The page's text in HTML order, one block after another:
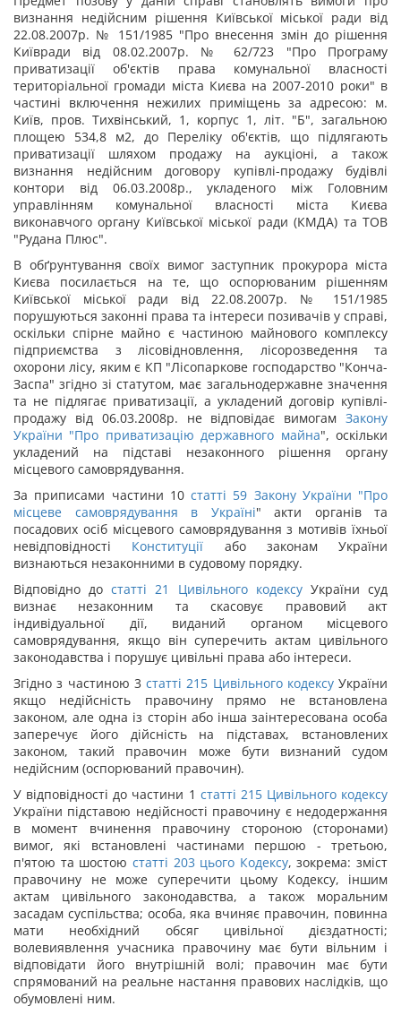
визнання недійсним рішення Київської міської ради від
22.08.2007р. № 151/1985 "Про внесення змін до рішення
Київради від 08.02.2007р. № 62/723 "Про Програму
приватизації об'єктів права комунальної власності
територіальної громади міста Києва на 2007-2010 роки" в
частині включення нежилих приміщень за адресою: м.
Київ, пров. Тихвінський, 1, корпус 1, літ. "Б", загальною
площею 534,8 м2, до Переліку об'єктів, що підлягають
приватизації шляхом продажу на аукціоні, а також
визнання недійсним договору купівлі-продажу будівлі
контори від 06.03.2008р., укладеного між Головним
управлінням комунальної власності міста Києва
виконавчого органу Київської міської ради (КМДА) та ТОВ
"Рудана Плюс".
В обґрунтування своїх вимог заступник прокурора міста
Києва посилається на те, що оспорюваним рішенням
Київської міської ради від 22.08.2007р. № 151/1985
порушуються законні права та інтереси позивачів у справі,
оскільки спірне майно є частиною майнового комплексу
підприємства з лісовідновлення, лісорозведення та
охорони лісу, яким є КП "Лісопаркове господарство "Конча-
Заспа" згідно зі статутом, має загальнодержавне значення
та не підлягає приватизації, а укладений договір купівлі-
продажу від 06.03.2008р. не відповідає вимогам Закону
України "Про приватизацію державного майна", оскільки
укладений на підставі незаконного рішення органу
місцевого самоврядування.
За приписами частини 10 статті 59 Закону України "Про
місцеве самоврядування в Україні" акти органів та
посадових осіб місцевого самоврядування з мотивів їхньої
невідповідності Конституції або законам України
визнаються незаконними в судовому порядку.
Відповідно достатті 21 Цивільного кодексуУкраїни суд
визнає незаконним та скасовує правовий акт
індивідуальної дії, виданий органом місцевого
самоврядування, якщо він суперечить актам цивільного
законодавства і порушує цивільні права або інтереси.
Згідно з частиною 3 статті 215 Цивільного кодексуУкраїни
якщо недійсність правочину прямо не встановлена
законом, але одна із сторін або інша заінтересована особа
заперечує його дійсність на підставах, встановлених
законом, такий правочин може бути визнаний судом
недійсним (оспорюваний правочин).
У відповідності до частини 1 статті 215 Цивільного кодексу
України підставою недійсності правочину є недодержання
в момент вчинення правочину стороною (сторонами)
вимог, які встановлені частинами першою - третьою,
п'ятою та шостою статті 203 цього Кодексу, зокрема: зміст
правочину не може суперечити цьому Кодексу, іншим
актам цивільного законодавства, а також моральним
засадам суспільства; особа, яка вчиняє правочин, повинна
мати необхідний обсяг цивільної дієздатності;
волевиявлення учасника правочину має бути вільним і
відповідати його внутрішній волі; правочин має бути
спрямований на реальне настання правових наслідків, що
обумовлені ним.